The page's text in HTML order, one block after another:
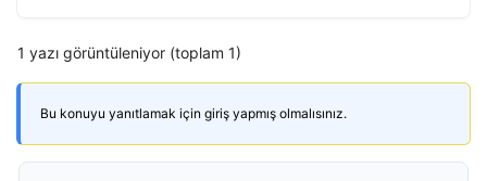
1 yazı görüntüleniyor (toplam 1)
Bu konuyu yanıtlamak için giriş yapmış olmalısınız.